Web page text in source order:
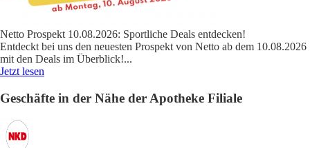
Netto Prospekt 10.08.2026: Sportliche Deals entdecken!
Entdeckt bei uns den neuesten Prospekt von Netto ab dem 10.08.2026
mit den Deals im Überblick!...
Jetzt lesen
Geschäfte in der Nähe der Apotheke Filiale